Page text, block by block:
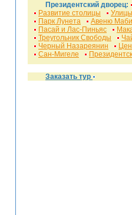
Президентский дворец:
Развитие столицы
Парк Лунета
Авеню
Пасай и Лас-Пиньяс
Треугольник Свободы
Черный Назареянин
Сан-Мигеле
Заказать тур